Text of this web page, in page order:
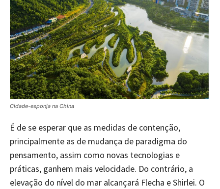
Cidade-esponja na China
É de se esperar que as medidas de contenção,
principalmente as de mudança de paradigma do
pensamento, assim como novas tecnologias e
práticas, ganhem mais velocidade. Do contrário, a
elevação do nível do mar alcançará Flecha e Shirlei. O